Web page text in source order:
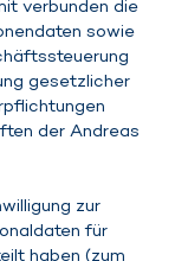
verbunden die
sowie
gesetzlicher
der Andreas
zur
für
haben (zum